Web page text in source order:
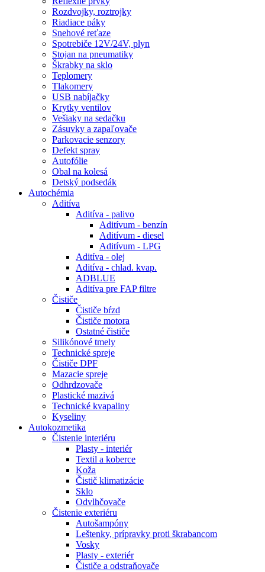
Rozdvojky, roztrojky
Riadiace páky
Snehové reťaze
Spotrebiče 12V/24V, plyn
Stojan na pneumatiky
Škrabky na sklo
Teplomery
Tlakomery
USB nabíjačky
Krytky ventilov
Vešiaky na sedačku
Zásuvky a zapaľovače
Parkovacie senzory
Defekt spray
Autofólie
Obal na kolesá
Detský podsedák
Autochémia
Aditíva
Aditíva - palivo
Aditívum - benzín
Aditívum - diesel
Aditívum - LPG
Aditíva - olej
Aditíva - chlad. kvap.
ADBLUE
Aditíva pre FAP filtre
Čističe
Čističe bŕzd
Čističe motora
Ostatné čističe
Silikónové tmely
Technické spreje
Čističe DPF
Mazacie spreje
Odhrdzovače
Plastické mazivá
Technické kvapaliny
Kyseliny
Autokozmetika
Čistenie interiéru
Plasty - interiér
Textil a koberce
Koža
Čistič klimatizácie
Sklo
Odvlhčovače
Čistenie exteriéru
Autošampóny
Leštenky, prípravky proti škrabancom
Vosky
Plasty - exteriér
Čističe a odstraňovače